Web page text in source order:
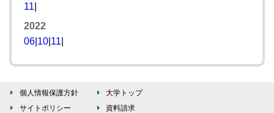
11
2022
06 10 11
個人情報保護方針
サイトポリシー
大学トップ
資料請求